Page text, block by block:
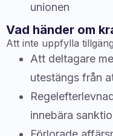
unionen
Vad händer om
Att inte uppfylla
Att deltagare
utestängs från
innebära